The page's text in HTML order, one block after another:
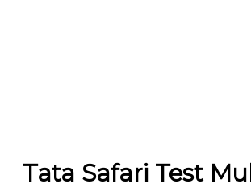
Tata Safari Test